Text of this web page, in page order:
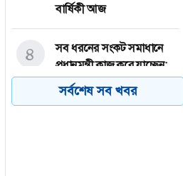
বার্ষিকী আজ
সব ধরনের সংকট সমাধানে
প্রধানমন্ত্রী কাজ করে যাচ্ছেন:
রিজভী
৪
সর্বশেষ সব খবর